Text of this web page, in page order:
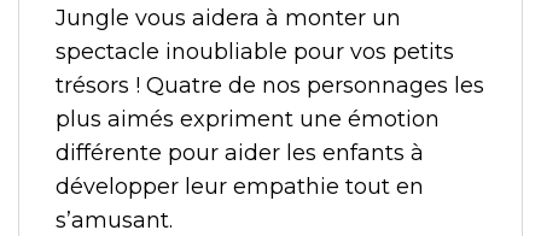
Jungle vous aidera à monter un
spectacle inoubliable pour vos petits
trésors ! Quatre de nos personnages les
plus aimés expriment une émotion
différente pour aider les enfants à
développer leur empathie tout en
s’amusant.